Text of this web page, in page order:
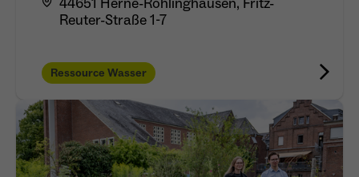
Reuter-Straße 1-7
Ressource Wasser